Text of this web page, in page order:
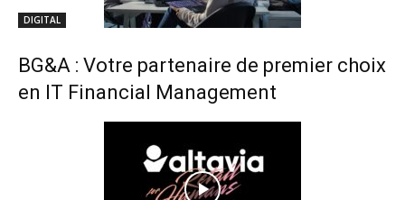
DIGITAL
BG&A : Votre partenaire de premier choix
en IT Financial Management